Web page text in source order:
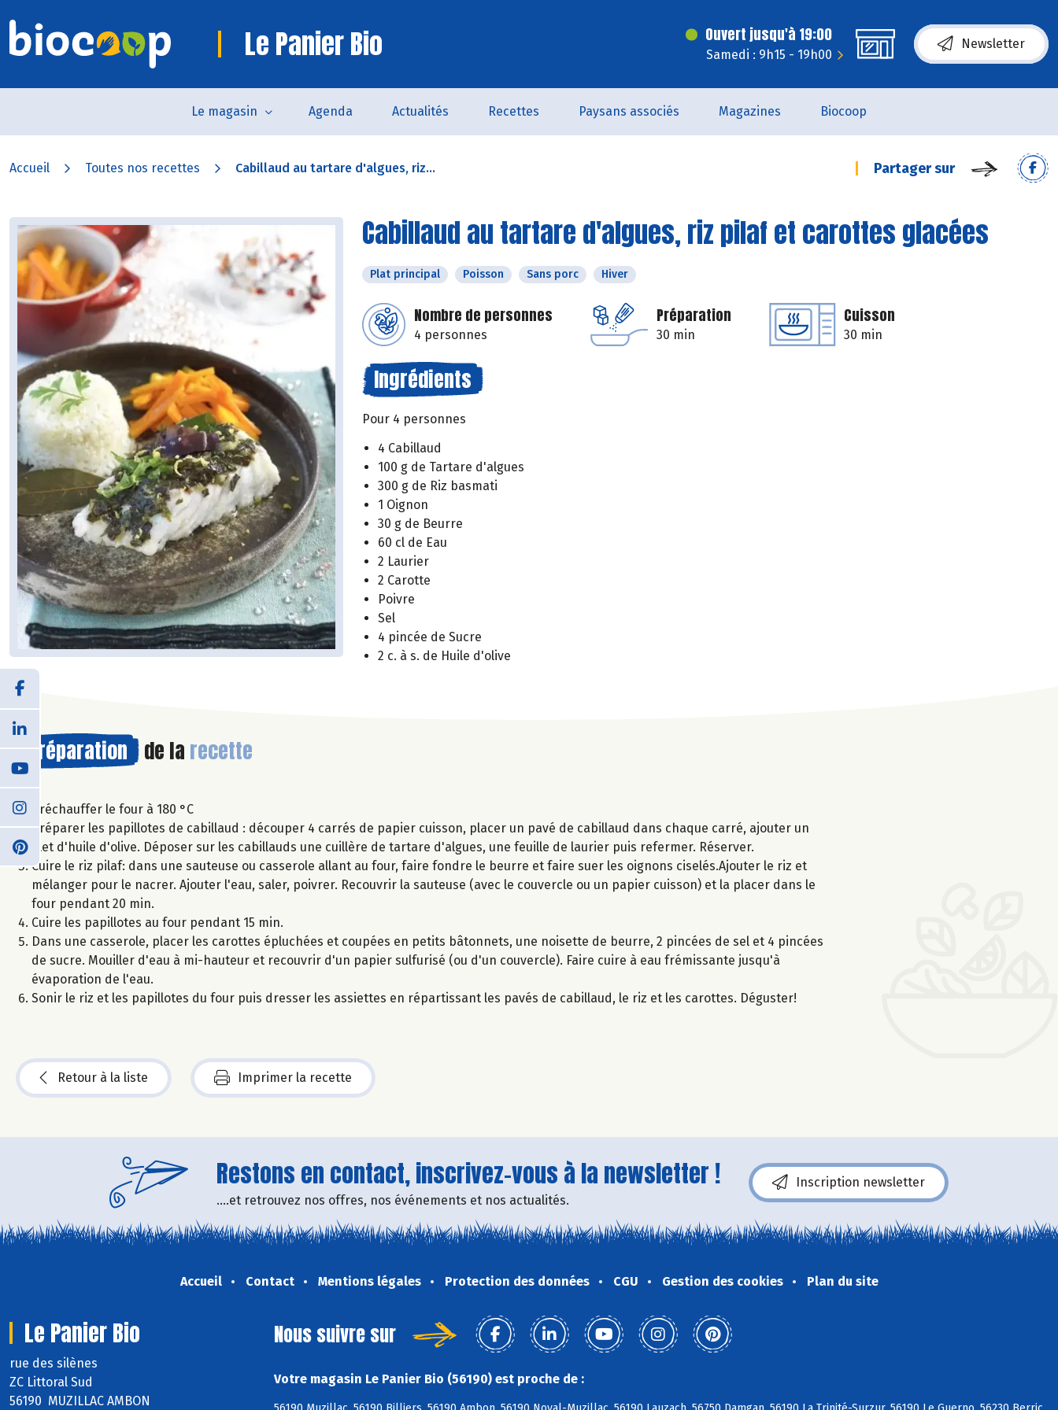
Le Panier Bio Ouvert jusqu'à 19:00
Samedi : 9h15 - 19h00
Newsletter
Le magasin Agenda Actualités Recettes Paysans associés Magazines Biocoop
Accueil Toutes nos recettes Cabillaud au tartare d'algues, riz... Partager sur
Cabillaud au tartare d'algues, riz pilaf et carottes glacées
Plat principal Poisson Sans porc Hiver
Nombre de personnes
4 personnes
Préparation
30 min
Cuisson
30 min
Ingrédients
Pour 4 personnes
4 Cabillaud
100 g de Tartare d'algues
300 g de Riz basmati
1 Oignon
30 g de Beurre
60 cl de Eau
2 Laurier
2 Carotte
Poivre
Sel
4 pincée de Sucre
2 c. à s. de Huile d'olive
Préparation de la recette
Préchauffer le four à 180 °C
Préparer les papillotes de cabillaud : découper 4 carrés de papier cuisson, placer un pavé de cabillaud dans chaque carré, ajouter un
filet d'huile d'olive. Déposer sur les cabillauds une cuillère de tartare d'algues, une feuille de laurier puis refermer. Réserver.
Cuire le riz pilaf: dans une sauteuse ou casserole allant au four, faire fondre le beurre et faire suer les oignons ciselés.Ajouter le riz et
mélanger pour le nacrer. Ajouter l'eau, saler, poivrer. Recouvrir la sauteuse (avec le couvercle ou un papier cuisson) et la placer dans le
four pendant 20 min.
Cuire les papillotes au four pendant 15 min.
Dans une casserole, placer les carottes épluchées et coupées en petits bâtonnets, une noisette de beurre, 2 pincées de sel et 4 pincées
de sucre. Mouiller d'eau à mi-hauteur et recouvrir d'un papier sulfurisé (ou d'un couvercle). Faire cuire à eau frémissante jusqu'à
évaporation de l'eau.
Sonir le riz et les papillotes du four puis dresser les assiettes en répartissant les pavés de cabillaud, le riz et les carottes. Déguster!
Retour à la liste Imprimer la recette
Restons en contact, inscrivez-vous à la newsletter !
....et retrouvez nos offres, nos événements et nos actualités.
Inscription newsletter
Accueil Contact Mentions légales Protection des données CGU Gestion des cookies Plan du site
Le Panier Bio
rue des silènes
ZC Littoral Sud
56190 MUZILLAC AMBON
Nous suivre sur
Votre magasin Le Panier Bio (56190) est proche de :